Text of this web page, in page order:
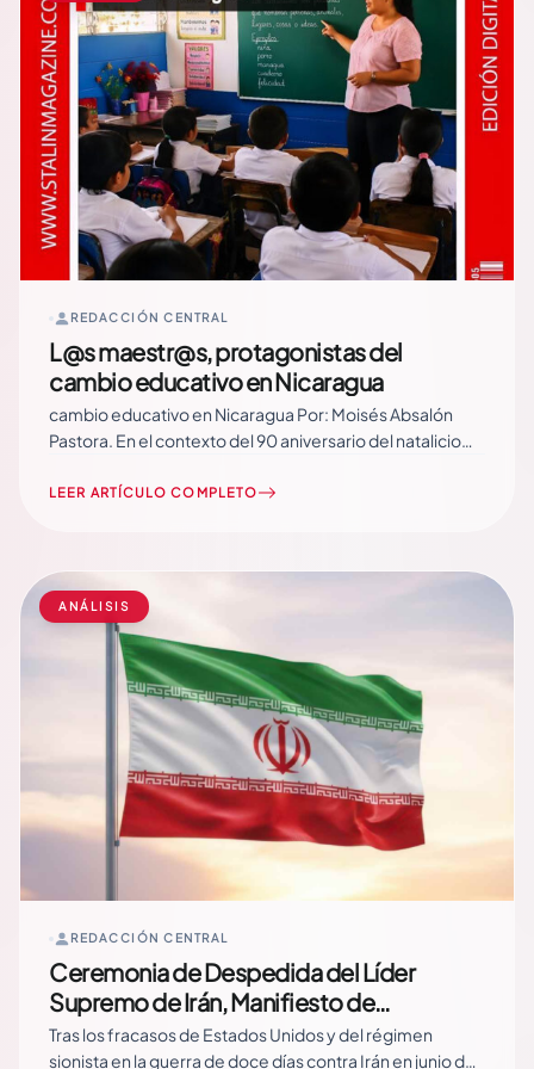
REDACCIÓN CENTRAL
L@s maestr@s, protagonistas del
cambio educativo en Nicaragua
cambio educativo en Nicaragua Por: Moisés Absalón
Pastora. En el contexto del 90 aniversario del natalicio
Nacional, Carlos Fonseca Amador, consagrado como el
More
LEER ARTÍCULO COMPLETO
ANÁLISIS
REDACCIÓN CENTRAL
Ceremonia de Despedida del Líder
Supremo de Irán, Manifiesto de
Solidaridad por la Paz
Tras los fracasos de Estados Unidos y del régimen
sionista en la guerra de doce días contra Irán en junio de